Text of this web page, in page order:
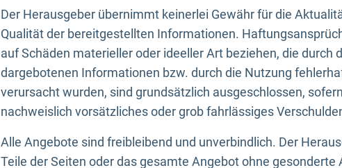
Der Herausgeber übernimmt keinerlei Gewähr für die
Qualität der bereitgestellten Informationen.
auf Schäden materieller oder ideeller Art beziehen, die durch
dargebotenen Informationen bzw. durch die Nutzung
verursacht wurden, sind grundsätzlich ausgeschlossen,
nachweislich vorsätzliches oder grob fahrlässiges
Alle Angebote sind freibleibend und unverbindlich. Der
Teile der Seiten oder das gesamte Angebot ohne gesonderte